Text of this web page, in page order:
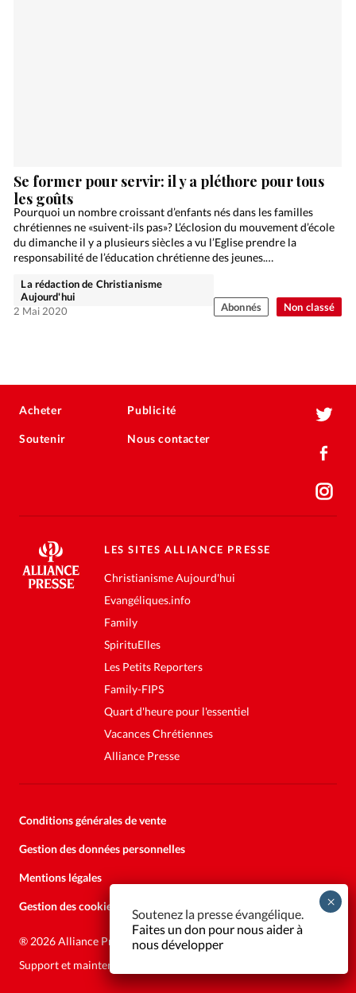
Non classé
Se former pour servir: il y a pléthore pour tous
les goûts
Pourquoi un nombre croissant d’enfants nés dans les familles
chrétiennes ne «suivent-ils pas»? L’éclosion du mouvement d’école
du dimanche il y a plusieurs siècles a vu l’Eglise prendre la
responsabilité de l’éducation chrétienne des jeunes.…
La rédaction de Christianisme
Aujourd'hui
2 Mai 2020
Abonnés
Acheter
Soutenir
Publicité
Nous contacter
LES SITES ALLIANCE PRESSE
Christianisme Aujourd'hui
Evangéliques.info
Family
SpirituElles
Les Petits Reporters
Family-FIPS
Quart d'heure pour l'essentiel
Vacances Chrétiennes
Alliance Presse
Conditions générales de vente
Gestion des données personnelles
Mentions légales
Gestion des cookies
® 2026 Alliance Presse
Support et maintenance:
Soutenez la presse évangélique.
Faites un don pour nous aider à
nous développer